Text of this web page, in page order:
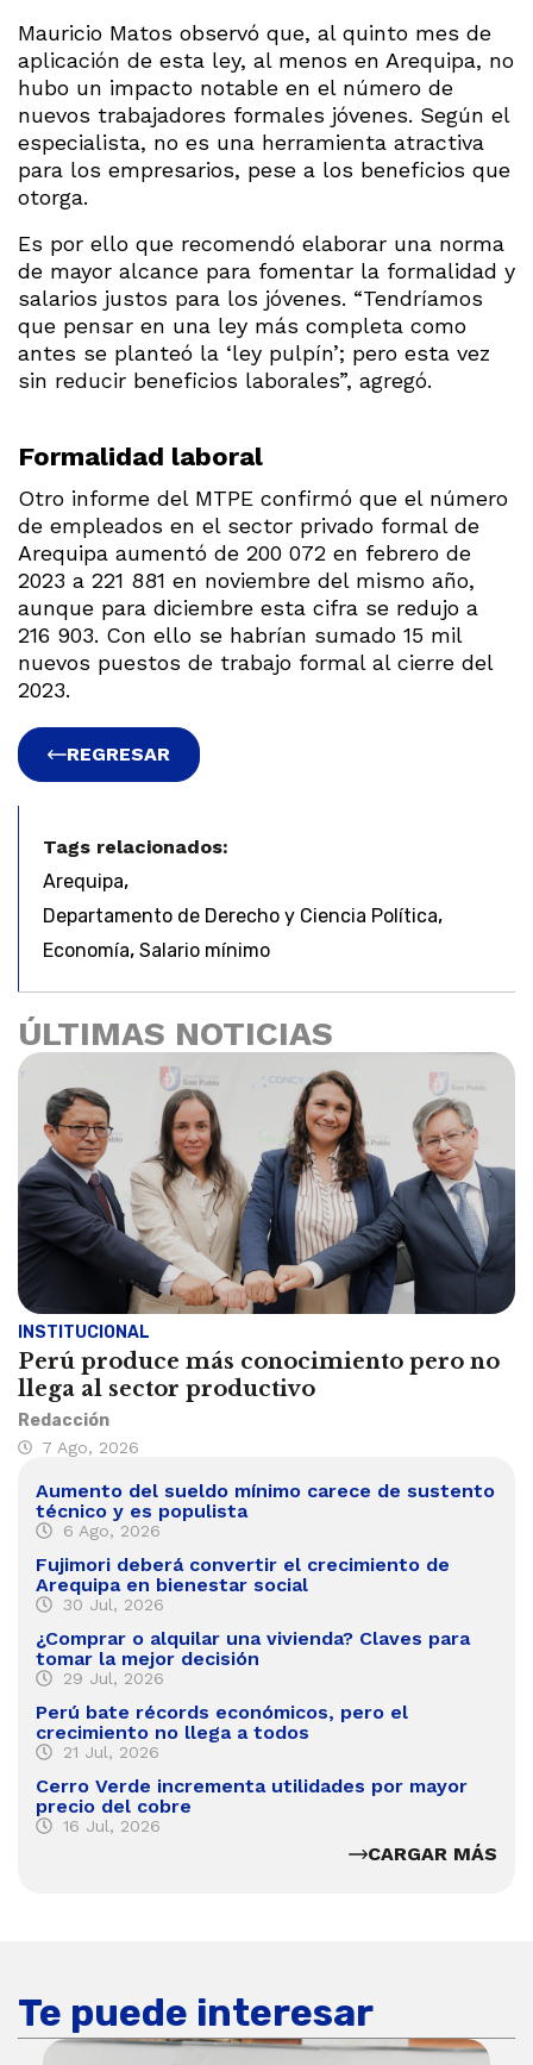
Mauricio Matos observó que, al quinto mes de
aplicación de esta ley, al menos en Arequipa, no
hubo un impacto notable en el número de
nuevos trabajadores formales jóvenes. Según el
especialista, no es una herramienta atractiva
para los empresarios, pese a los beneficios que
otorga.
Es por ello que recomendó elaborar una norma
de mayor alcance para fomentar la formalidad y
salarios justos para los jóvenes. “Tendríamos
que pensar en una ley más completa como
antes se planteó la ‘ley pulpín’; pero esta vez
sin reducir beneficios laborales”, agregó.
Formalidad laboral
Otro informe del MTPE confirmó que el número
de empleados en el sector privado formal de
Arequipa aumentó de 200 072 en febrero de
2023 a 221 881 en noviembre del mismo año,
aunque para diciembre esta cifra se redujo a
216 903. Con ello se habrían sumado 15 mil
nuevos puestos de trabajo formal al cierre del
2023.
REGRESAR
Tags relacionados:
Arequipa,
Departamento de Derecho y Ciencia Política,
Economía, Salario mínimo
ÚLTIMAS NOTICIAS
INSTITUCIONAL
Perú produce más conocimiento pero no
llega al sector productivo
Redacción
7 Ago, 2026
Aumento del sueldo mínimo carece de sustento
técnico y es populista
6 Ago, 2026
Fujimori deberá convertir el crecimiento de
Arequipa en bienestar social
30 Jul, 2026
¿Comprar o alquilar una vivienda? Claves para
tomar la mejor decisión
29 Jul, 2026
Perú bate récords económicos, pero el
crecimiento no llega a todos
21 Jul, 2026
Cerro Verde incrementa utilidades por mayor
precio del cobre
16 Jul, 2026
CARGAR MÁS
Te puede interesar